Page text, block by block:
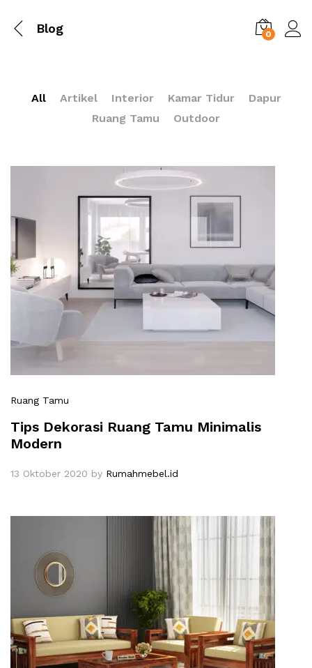
Blog 0
All Artikel Interior Kamar Tidur
Dapur
Ruang Tamu
Outdoor
Ruang Tamu
Tips Dekorasi Ruang Tamu Minimalis
Modern
13 Oktober 2020 by Rumahmebel.id